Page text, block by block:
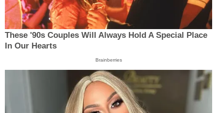
These '90s Couples Will Always Hold A Special Place
In Our Hearts
Brainberries